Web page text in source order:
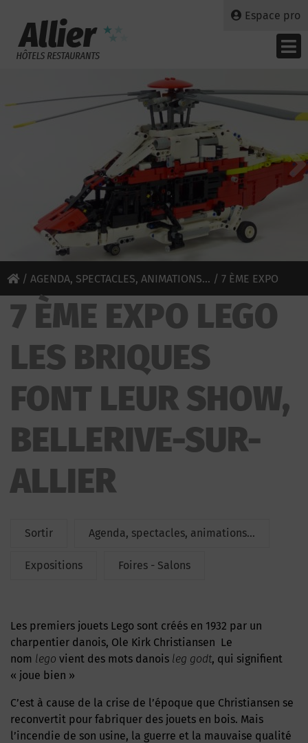
Espace pro
/ AGENDA, SPECTACLES, ANIMATIONS... / 7 ÈME EXPO
LEGO LES BRIQUES FONT LEUR SHOW
7 ÈME EXPO LEGO
LES BRIQUES
FONT LEUR SHOW,
BELLERIVE-SUR-
ALLIER
Sortir Agenda, spectacles, animations...
Expositions Foires - Salons
Les premiers jouets Lego sont créés en 1932 par un
charpentier danois, Ole Kirk Christiansen Le
nom lego vient des mots danois leg godt, qui signifient
« joue bien »
C’est à cause de la crise de l’époque que Christiansen se
reconvertit pour fabriquer des jouets en bois. Mais
l’incendie de son usine, la guerre et la mauvaise qualité